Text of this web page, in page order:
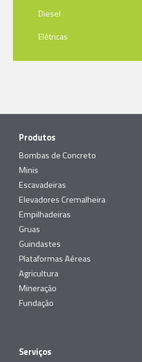
Diesel
Elétricas
Produtos
Bombas de Concreto
Minis
Escavadeiras
Elevadores Cremalheira
Empilhadeiras
Gruas
Guindastes
Plataformas Aéreas
Agricultura
Mineração
Fundação
Serviços